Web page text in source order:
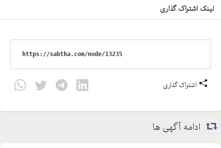
لینک اشتراک گذاری
اشتراک گذاری
ادامه آگهی ها